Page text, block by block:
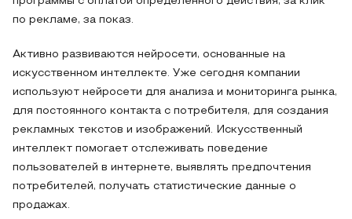
по рекламе, за показ.
Активно развиваются нейросети, основанные на
искусственном интеллекте. Уже сегодня компании
используют нейросети для анализа и мониторинга рынка,
для постоянного контакта с потребителя, для создания
рекламных текстов и изображений. Искусственный
интеллект помогает отслеживать поведение
пользователей в интернете, выявлять предпочтения
потребителей, получать статистические данные о
продажах.